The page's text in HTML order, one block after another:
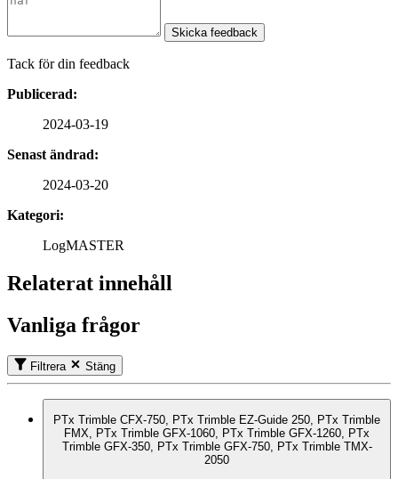
Skicka feedback
Tack för din feedback
Publicerad:
2024-03-19
Senast ändrad:
2024-03-20
Kategori:
LogMASTER
Relaterat innehåll
Vanliga frågor
Filtrera Stäng
PTx Trimble CFX-750, PTx Trimble EZ-Guide 250, PTx Trimble
FMX, PTx Trimble GFX-1060, PTx Trimble GFX-1260, PTx
Trimble GFX-350, PTx Trimble GFX-750, PTx Trimble TMX-
2050